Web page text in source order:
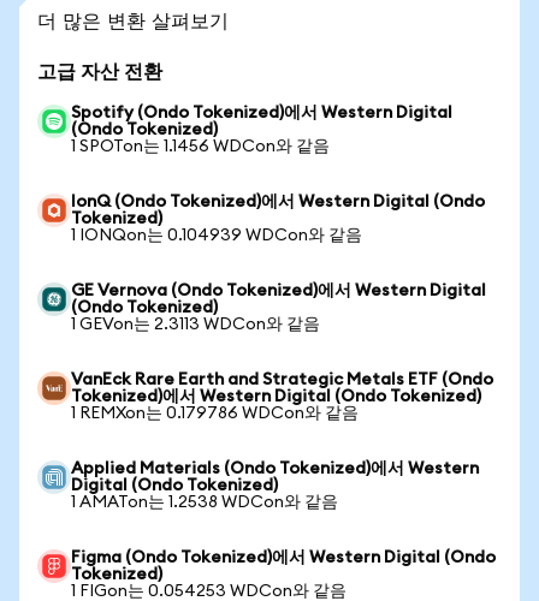
더 많은 변환 살펴보기
고급 자산 전환
Spotify (Ondo Tokenized)에서 Western Digital
(Ondo Tokenized)
1 SPOTon는 1.1456 WDCon와 같음
IonQ (Ondo Tokenized)에서 Western Digital (Ondo
Tokenized)
1 IONQon는 0.104939 WDCon와 같음
GE Vernova (Ondo Tokenized)에서 Western Digital
(Ondo Tokenized)
1 GEVon는 2.3113 WDCon와 같음
VanEck Rare Earth and Strategic Metals ETF (Ondo
Tokenized)에서 Western Digital (Ondo Tokenized)
1 REMXon는 0.179786 WDCon와 같음
Applied Materials (Ondo Tokenized)에서 Western
Digital (Ondo Tokenized)
1 AMATon는 1.2538 WDCon와 같음
Figma (Ondo Tokenized)에서 Western Digital (Ondo
Tokenized)
1 FIGon는 0.054253 WDCon와 같음